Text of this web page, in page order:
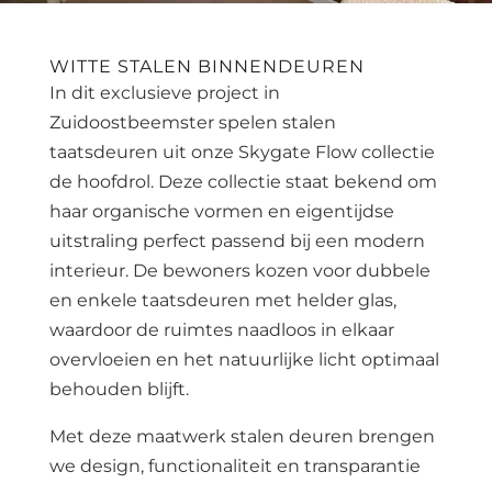
WITTE STALEN BINNENDEUREN
In dit exclusieve project in
Zuidoostbeemster spelen stalen
taatsdeuren uit onze Skygate Flow collectie
de hoofdrol. Deze collectie staat bekend om
haar organische vormen en eigentijdse
uitstraling perfect passend bij een modern
interieur. De bewoners kozen voor dubbele
en enkele taatsdeuren met helder glas,
waardoor de ruimtes naadloos in elkaar
overvloeien en het natuurlijke licht optimaal
behouden blijft.
Met deze maatwerk stalen deuren brengen
we design, functionaliteit en transparantie